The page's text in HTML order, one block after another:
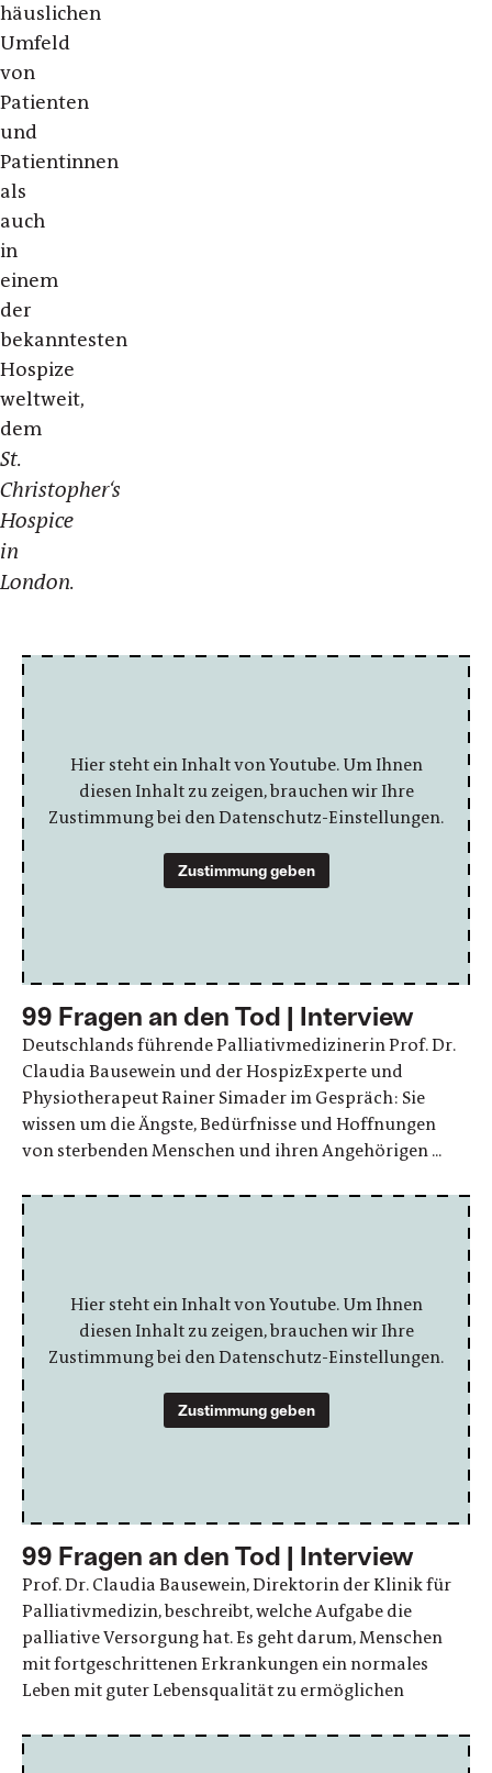
häuslichen
Umfeld
von
Patienten
und
Patientinnen
als
auch
in
einem
der
bekanntesten
Hospize
weltweit,
dem
St.
Christopher‘s
Hospice
in
London.
Hier steht ein Inhalt von Youtube. Um Ihnen
diesen Inhalt zu zeigen, brauchen wir Ihre
Zustimmung bei den Datenschutz-Einstellungen.
Zustimmung geben
99 Fragen an den Tod | Interview
Deutschlands führende Palliativmedizinerin Prof. Dr.
Claudia Bausewein und der HospizExperte und
Physiotherapeut Rainer Simader im Gespräch: Sie
wissen um die Ängste, Bedürfnisse und Hoffnungen
von sterbenden Menschen und ihren Angehörigen ...
Hier steht ein Inhalt von Youtube. Um Ihnen
diesen Inhalt zu zeigen, brauchen wir Ihre
Zustimmung bei den Datenschutz-Einstellungen.
Zustimmung geben
99 Fragen an den Tod | Interview
Prof. Dr. Claudia Bausewein, Direktorin der Klinik für
Palliativmedizin, beschreibt, welche Aufgabe die
palliative Versorgung hat. Es geht darum, Menschen
mit fortgeschrittenen Erkrankungen ein normales
Leben mit guter Lebensqualität zu ermöglichen